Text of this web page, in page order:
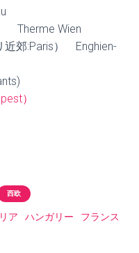
Therme Wien
近郊:Paris） Enghien-
）
西欧
ア ハンガリー フランス